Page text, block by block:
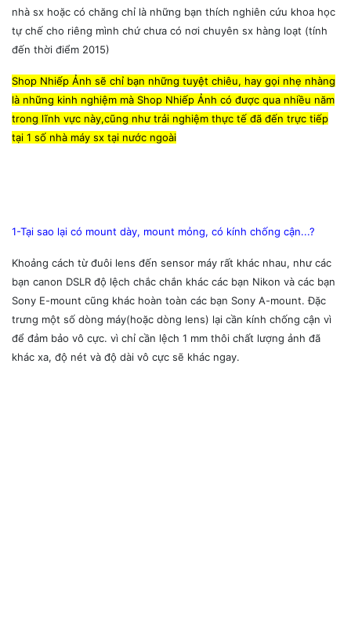
nhà sx hoặc có chăng chỉ là những bạn thích nghiên cứu khoa học
tự chế cho riêng mình chứ chưa có nơi chuyên sx hàng loạt (tính
đến thời điểm 2015)
Shop Nhiếp Ảnh sẽ chỉ bạn những tuyệt chiêu, hay gọi nhẹ nhàng
là những kinh nghiệm mà Shop Nhiếp Ảnh có được qua nhiều năm
trong lĩnh vực này,cũng như trải nghiệm thực tế đã đến trực tiếp
tại 1 số nhà máy sx tại nước ngoài
1-Tại sao lại có mount dày, mount mỏng, có kính chống cận...?
Khoảng cách từ đuôi lens đến sensor máy rất khác nhau, như các
bạn canon DSLR độ lệch chắc chắn khác các bạn Nikon và các bạn
Sony E-mount cũng khác hoàn toàn các bạn Sony A-mount. Đặc
trưng một số dòng máy(hoặc dòng lens) lại cần kính chống cận vì
để đảm bảo vô cực. vì chỉ cần lệch 1 mm thôi chất lượng ảnh đã
khác xa, độ nét và độ dài vô cực sẽ khác ngay.